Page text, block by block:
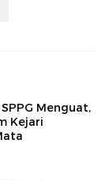
Menguat,
Kejari